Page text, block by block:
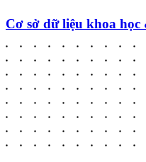
Cơ sở dữ liệu khoa học